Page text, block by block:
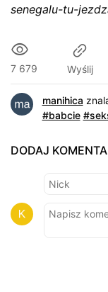
senegalu-tu-
7 679 Wyślij
manihica
#babcie
DODAJ